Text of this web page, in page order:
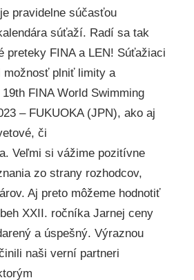
pravidelne súčasťou
súťaží. Radí sa tak
preteky FINA a LEN! Súťažiaci
možnosť plniť limity a
FINA World Swimming
– FUKUOKA (JPN), ako aj
či
Veľmi si vážime pozitívne
zo strany rozhodcov,
Aj preto môžeme hodnotiť
XXII. ročníka Jarnej ceny
a úspešný. Výraznou
naši verní partneri